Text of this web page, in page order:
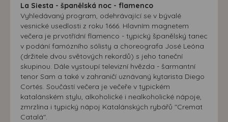
La Siesta - španělská noc - flamenco
Vyhledávaný program, odehrávající se v bývalé
vesnické usedlosti z roku 1666. Hlavním magnetem
večera je prvotřídní flamenco - typický španělský tanec
v podání famózního sólisty a choreografa José Leóna
(držitele dvou světových rekordů) s jeho taneční
skupinou. Dále vystoupí televizní hvězda - šarmantní
tenor Sam a také v zahraničí uznávaný kytarista Diego
Cortés. Součástí večera je večeře v typickém
katalánském stylu, alkoholické i nealkoholické nápoje,
zmrzlina i typický nápoj Katalánských rybářů "Cremat
Catalá".